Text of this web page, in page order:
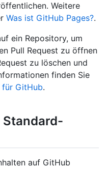
Weitere
Was ist GitHub Pages?.
ein Repository, um
Pull Request zu öffnen
zu löschen und
finden Sie
GitHub.
auf GitHub